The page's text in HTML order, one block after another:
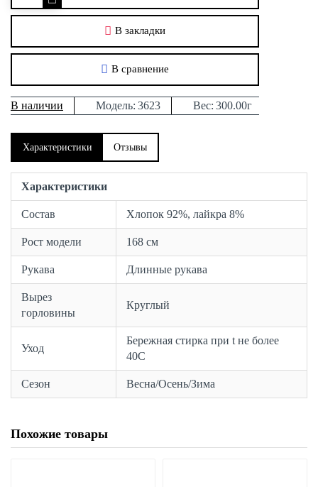
В наличии Модель: 3623 Вес: 300.00г
В закладки
В сравнение
Характеристики Отзывы
Характеристики
Состав Хлопок 92%, лайкра 8%
Рост модели 168 см
Рукава Длинные рукава
Вырез
горловины
Круглый
Уход
Бережная стирка при t не более
40С
Сезон Весна/Осень/Зима
Похожие товары